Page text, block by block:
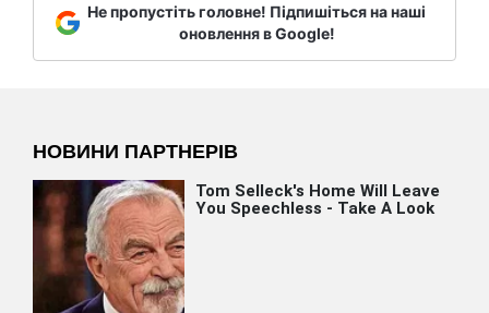
Не пропустіть головне! Підпишіться на наші
оновлення в Google!